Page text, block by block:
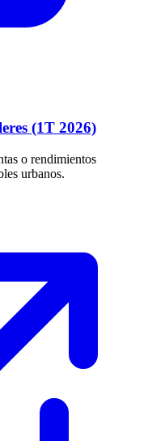
(1T 2026)
o rendimientos
urbanos.